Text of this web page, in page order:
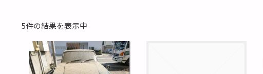
5件の結果を表示中